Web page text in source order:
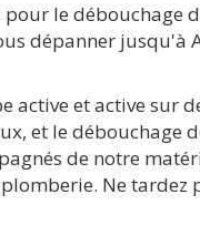
le débouchage
dépanner jusqu'à
et active sur
et le débouchage
de notre
Ne tardez